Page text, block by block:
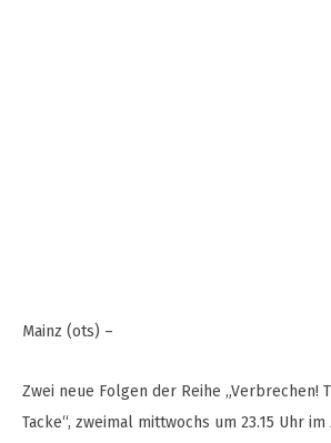
Mainz (ots) –
Zwei neue Folgen der Reihe „Verbrechen!
Tacke“, zweimal mittwochs um 23.15 Uhr